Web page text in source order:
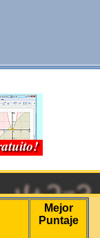
Mejor
Puntaje